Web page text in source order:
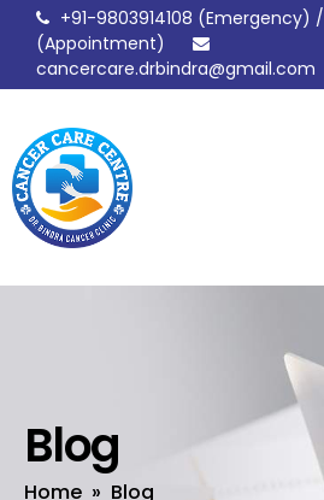
+91-9803914108 (Emergency) /
(Appointment)
cancercare.drbindra@gmail.com
drbindracancerclinic
Blog
Home » Blog